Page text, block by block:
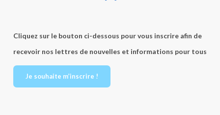
Cliquez sur le bouton ci-dessous pour vous inscrire afin de
recevoir nos lettres de nouvelles et informations pour tous
Je souhaite m’inscrire !